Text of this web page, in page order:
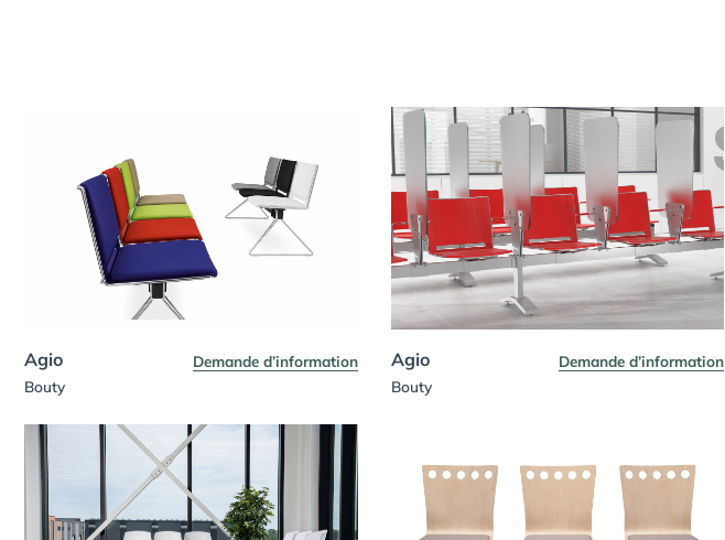
Agio
Bouty
Demande d’information Agio
Bouty
Demande d’information